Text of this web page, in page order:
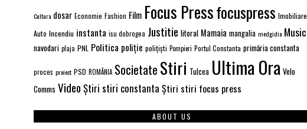
Cultura dosar Economie Fashion Film Focus Pressfocuspress Imobiliare
Auto Incendiu instanta isu dobrogea Justitie litoral Mamaia mangalia medgidia Music
navodari plaja PNL Politica poliție polițiști Pompieri Portul Constanta primăria constanta
proces proiect PSD ROMÂNIA Societate Stiri Tulcea Ultima Ora Velo
Comms Video Știri stiri constanta Știri stiri focus press
ABOUT US